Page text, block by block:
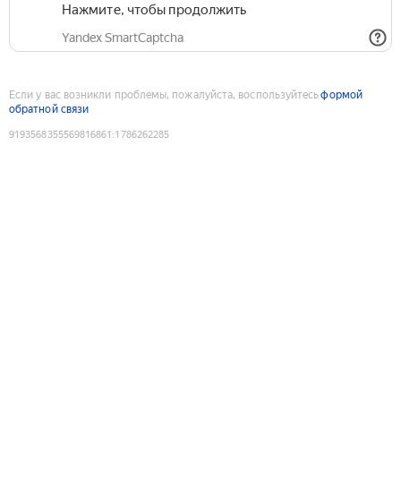
Нажмите, чтобы продолжить
Yandex SmartCaptcha
Если у вас возникли проблемы, пожалуйста, воспользуйтесьформой
обратной связи
9193568355569816861 :1786262285